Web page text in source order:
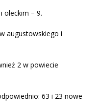
oleckim – 9.
augustowskiego i
2 w powiecie
63 i 23 nowe